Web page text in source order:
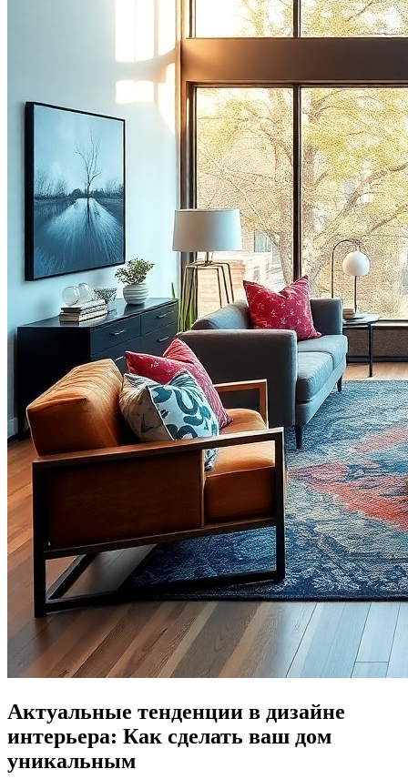
Актуальные тенденции в дизайне
интерьера: Как сделать ваш дом
уникальным